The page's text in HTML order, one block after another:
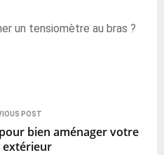
un tensiomètre au bras ?
POST
bien aménager votre
extérieur